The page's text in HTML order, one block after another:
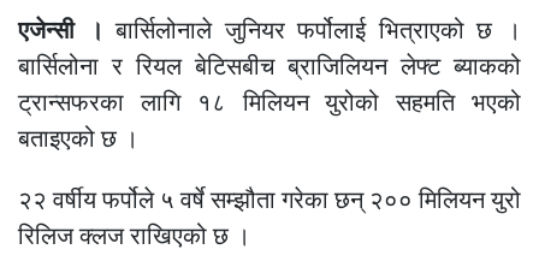
एजेन्सी । बार्सिलोनाले जुनियर फर्पोलाई भित्राएको छ ।
बार्सिलोना र रियल बेटिसबीच ब्राजिलियन लेफ्ट ब्याकको
ट्रान्सफरका लागि १८ मिलियन युरोको सहमति भएको
बताइएको छ ।
२२ वर्षीय फर्पोले ५ वर्षे सम्झौता गरेका छन् २०० मिलियन युरो
रिलिज क्लज राखिएको छ ।